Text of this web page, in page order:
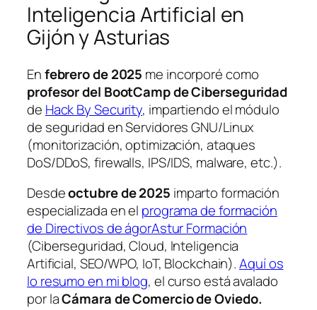
Inteligencia Artificial en
Gijón y Asturias
Enfebrero de 2025 me incorporé como
profesor del BootCamp de Ciberseguridad
de Hack By Security, impartiendo el módulo
de seguridad en Servidores GNU/Linux
(monitorización, optimización, ataques
DoS/DDoS, firewalls, IPS/IDS, malware, etc.).
Desdeoctubre de 2025 imparto formación
especializada en el programa de formación
de Directivos de ágorAstur Formación
(Ciberseguridad, Cloud, Inteligencia
Artificial, SEO/WPO, IoT, Blockchain).Aquí os
lo resumo en mi blog, el curso está avalado
por laCámara de Comercio de Oviedo.